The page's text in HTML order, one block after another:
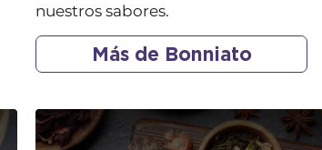
nuestros sabores.
Más de Bonniato